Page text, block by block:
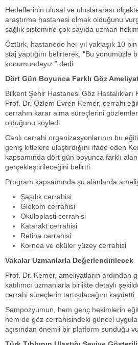
Hedeflerinin ulusal ve uluslararası
araştırma hastanesi olmak olduğunu
sağlık sistemine çok sayıda uzman hekim
Öztürk, hastanede her yıl yaklaşık 10
staj yaptığını belirterek, “Bu yönümüzle
konumundayız.” dedi.
Dört Gün Boyunca Farklı Göz
Bilkent Şehir Hastanesi Göz Hastalıkları
Prof. Dr. Özlem Evren Kemer, cerrahi
cerrahın karar alma süreçlerini
olduğunu söyledi.
Canlı cerrahi organizasyonlarının bu
geniş kitlelere ulaştırdığını ifade eden
kapsamında dört gün boyunca farklı
gerçekleştirileceğini belirtti.
Program kapsamında şu alanlarda
Şaşılık cerrahisi
Glokom cerrahisi
Oküloplasti cerrahisi
Katarakt cerrahisi
Retina cerrahisi
Kornea ve oküler yüzey cerrahisi
Vakalar Uzmanlarla Değerlendirilecek
Prof. Dr. Kemer, ameliyatların ardından
katılımcı uzmanlarla birlikte detaylı
cerrahi süreçlerin tartışılacağını kaydetti.
Sempozyumun, hem genç hekimlerin
hem de göz cerrahisindeki güncel
açısından önemli bir platform sunduğu